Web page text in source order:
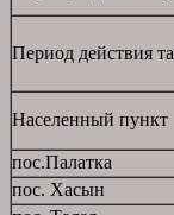
Период действия
Населенный пункт
пос.Палатка
пос. Хасын